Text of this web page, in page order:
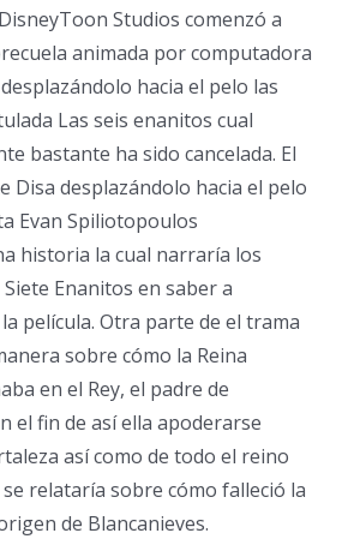
Studios comenzó a
animada por computadora
hacia el pelo las
Las seis enanitos cual
bastante ha sido cancelada. El
Disa desplazándolo hacia el pelo
Evan Spiliotopoulos
historia la cual narraría los
Enanitos en saber a
película. Otra parte de el trama
sobre cómo la Reina
en el Rey, el padre de
el fin de así ella apoderarse
así­ como de todo el reino
se relataría sobre cómo falleció la
de Blancanieves.